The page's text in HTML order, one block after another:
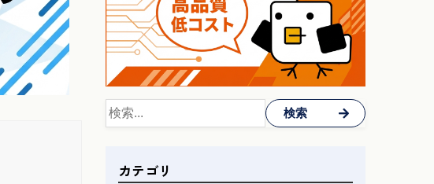
検索
カテゴリ